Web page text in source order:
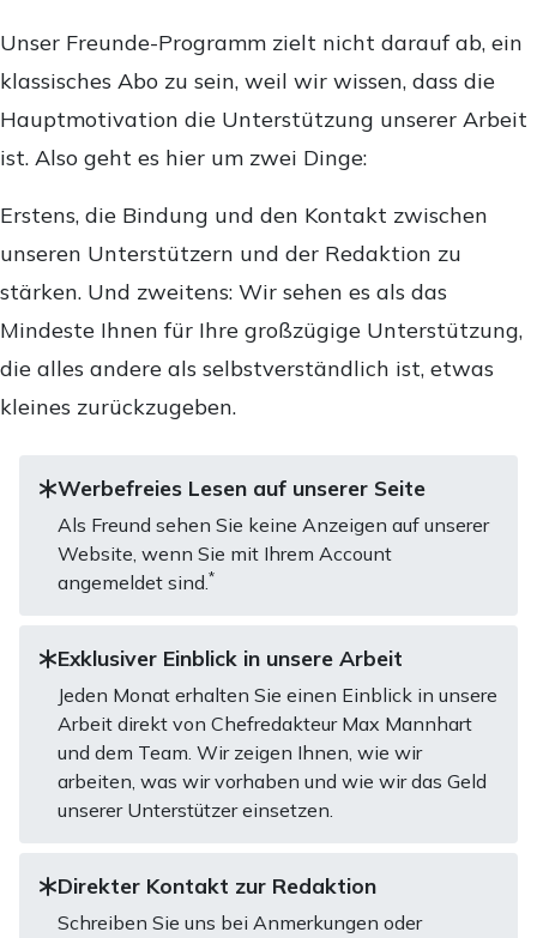
Unser Freunde-Programm zielt nicht darauf ab, ein
klassisches Abo zu sein, weil wir wissen, dass die
Hauptmotivation die Unterstützung unserer Arbeit
ist. Also geht es hier um zwei Dinge:
Erstens, die Bindung und den Kontakt zwischen
unseren Unterstützern und der Redaktion zu
stärken. Und zweitens: Wir sehen es als das
Mindeste Ihnen für Ihre großzügige Unterstützung,
die alles andere als selbstverständlich ist, etwas
kleines zurückzugeben.
Werbefreies Lesen auf unserer Seite
Als Freund sehen Sie keine Anzeigen auf unserer
Website, wenn Sie mit Ihrem Account
angemeldet sind.*
Exklusiver Einblick in unsere Arbeit
Jeden Monat erhalten Sie einen Einblick in unsere
Arbeit direkt von Chefredakteur Max Mannhart
und dem Team. Wir zeigen Ihnen, wie wir
arbeiten, was wir vorhaben und wie wir das Geld
unserer Unterstützer einsetzen.
Direkter Kontakt zur Redaktion
Schreiben Sie uns bei Anmerkungen oder